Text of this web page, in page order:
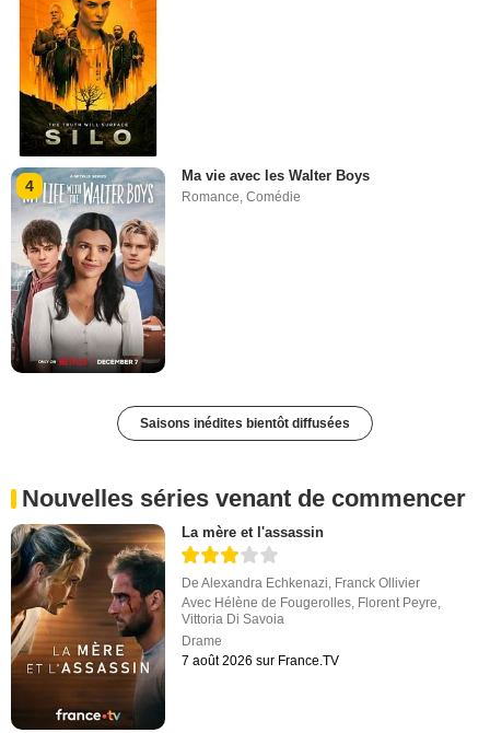
4
Ma vie avec les Walter Boys
Romance ,Comédie
Saisons inédites bientôt diffusées
Nouvelles séries venant de commencer
La mère et l'assassin
DeAlexandra Echkenazi, Franck Ollivier
Avec Hélène de Fougerolles, Florent Peyre,
Vittoria Di Savoia
Drame
7 août 2026 sur France.TV